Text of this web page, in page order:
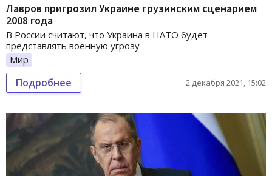
Лавров пригрозил Украине грузинским сценарием
2008 года
В России считают, что Украина в НАТО будет
представлять военную угрозу
Мир
Подробнее 2 декабря 2021, 15:02